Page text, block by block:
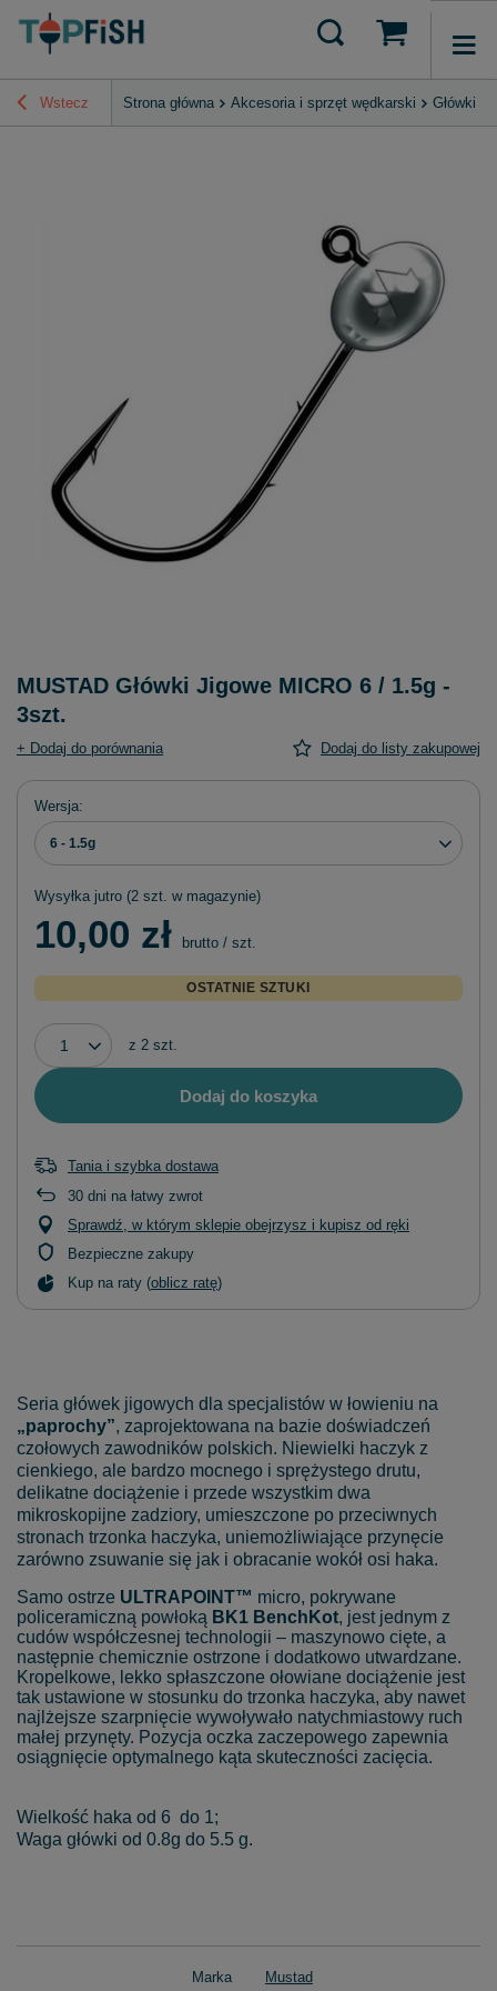
Wstecz Strona główna Akcesoria i sprzęt wędkarski Główki
MUSTAD Główki Jigowe MICRO 6 / 1.5g -
3szt.
+ Dodaj do porównania Dodaj do listy zakupowej
Wersja
6 - 1.5g
Wysyłka jutro (2 szt. w magazynie)
10,00 zł brutto / szt.
OSTATNIE SZTUKI
z 2 szt.
Dodaj do koszyka
Tania i szybka dostawa
30 dni na łatwy zwrot
Sprawdź, w którym sklepie obejrzysz i kupisz od ręki
Bezpieczne zakupy
Kup na raty (oblicz ratę)
Seria główek jigowych dla specjalistów w łowieniu na
„paprochy”, zaprojektowana na bazie doświadczeń
czołowych zawodników polskich. Niewielki haczyk z
cienkiego, ale bardzo mocnego i sprężystego drutu,
delikatne dociążenie i przede wszystkim dwa
mikroskopijne zadziory, umieszczone po przeciwnych
stronach trzonka haczyka, uniemożliwiające przynęcie
zarówno zsuwanie się jak i obracanie wokół osi haka.
Samo ostrze ULTRAPOINT™ micro, pokrywane
policeramiczną powłoką BK1 BenchKot, jest jednym z
cudów współczesnej technologii – maszynowo cięte, a
następnie chemicznie ostrzone i dodatkowo utwardzane.
Kropelkowe, lekko spłaszczone ołowiane dociążenie jest
tak ustawione w stosunku do trzonka haczyka, aby nawet
najlżejsze szarpnięcie wywoływało natychmiastowy ruch
małej przynęty. Pozycja oczka zaczepowego zapewnia
osiągnięcie optymalnego kąta skuteczności zacięcia.
Wielkość haka od 6 do 1;
Waga główki od 0.8g do 5.5 g.
Marka Mustad